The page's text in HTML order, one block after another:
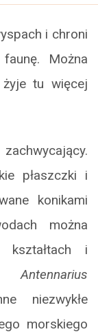
i chroni
Można
tu więcej
płaszczki i
konikami
można
kształtach i
Antennarius
niezwykłe
morskiego